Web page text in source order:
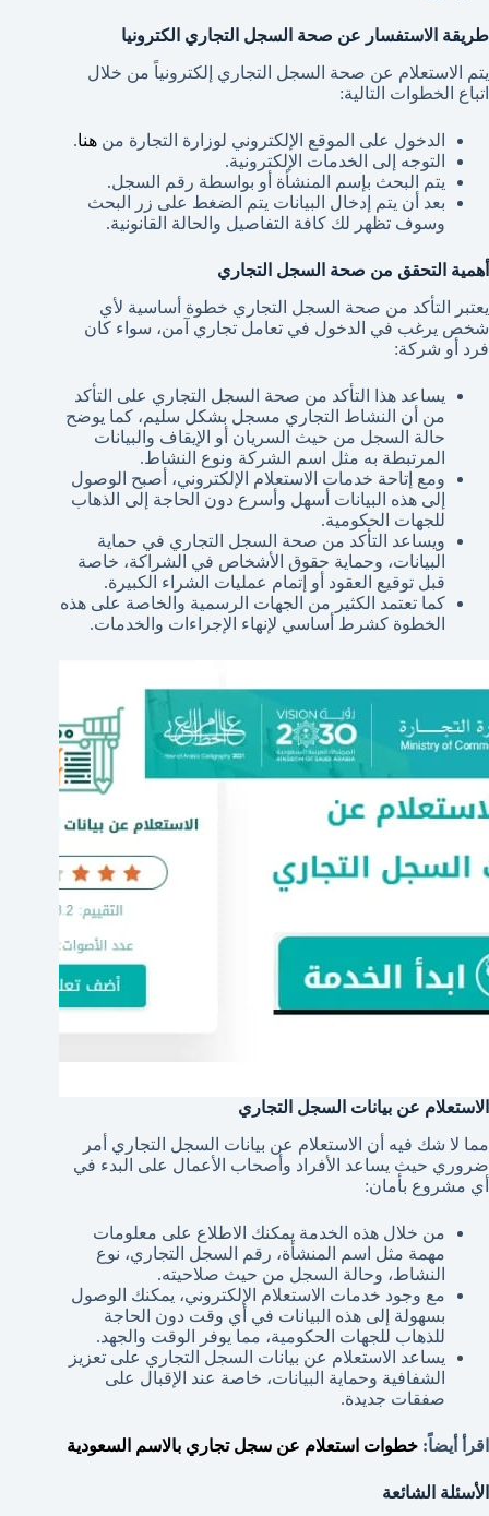
طريقة الاستفسار عن صحة السجل التجاري الكترونيا
يتم الاستعلام عن صحة السجل التجاري إلكترونياً من خلال
اتباع الخطوات التالية:
الدخول على الموقع الإلكتروني لوزارة التجارة من هنا.
التوجه إلى الخدمات الإلكترونية.
يتم البحث بإسم المنشأة أو بواسطة رقم السجل.
بعد أن يتم إدخال البيانات يتم الضغط على زر البحث
وسوف تظهر لك كافة التفاصيل والحالة القانونية.
أهمية التحقق من صحة السجل التجاري
يعتبر التأكد من صحة السجل التجاري خطوة أساسية لأي
شخص يرغب في الدخول في تعامل تجاري آمن، سواء كان
فرد أو شركة:
يساعد هذا التأكد من صحة السجل التجاري على التأكد
من أن النشاط التجاري مسجل بشكل سليم، كما يوضح
حالة السجل من حيث السريان أو الإيقاف والبيانات
المرتبطة به مثل اسم الشركة ونوع النشاط.
ومع إتاحة خدمات الاستعلام الإلكتروني، أصبح الوصول
إلى هذه البيانات أسهل وأسرع دون الحاجة إلى الذهاب
للجهات الحكومية.
ويساعد التأكد من صحة السجل التجاري في حماية
البيانات، وحماية حقوق الأشخاص في الشراكة، خاصة
قبل توقيع العقود أو إتمام عمليات الشراء الكبيرة.
كما تعتمد الكثير من الجهات الرسمية والخاصة على هذه
الخطوة كشرط أساسي لإنهاء الإجراءات والخدمات.
الاستعلام عن بيانات السجل التجاري
مما لا شك فيه أن الاستعلام عن بيانات السجل التجاري أمر
ضروري حيث يساعد الأفراد وأصحاب الأعمال على البدء في
أي مشروع بأمان:
من خلال هذه الخدمة يمكنك الاطلاع على معلومات
مهمة مثل اسم المنشأة، رقم السجل التجاري، نوع
النشاط، وحالة السجل من حيث صلاحيته.
مع وجود خدمات الاستعلام الإلكتروني، يمكنك الوصول
بسهولة إلى هذه البيانات في أي وقت دون الحاجة
للذهاب للجهات الحكومية، مما يوفر الوقت والجهد.
يساعد الاستعلام عن بيانات السجل التجاري على تعزيز
الشفافية وحماية البيانات، خاصة عند الإقبال على
صفقات جديدة.
اقرأ أيضاً: خطوات استعلام عن سجل تجاري بالاسم السعودية
الأسئلة الشائعة